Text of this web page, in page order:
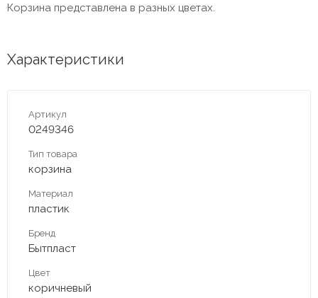
Корзина представлена в разных цветах.
Характеристики
Артикул
0249346
Тип товара
корзина
Материал
пластик
Бренд
Бытпласт
Цвет
коричневый